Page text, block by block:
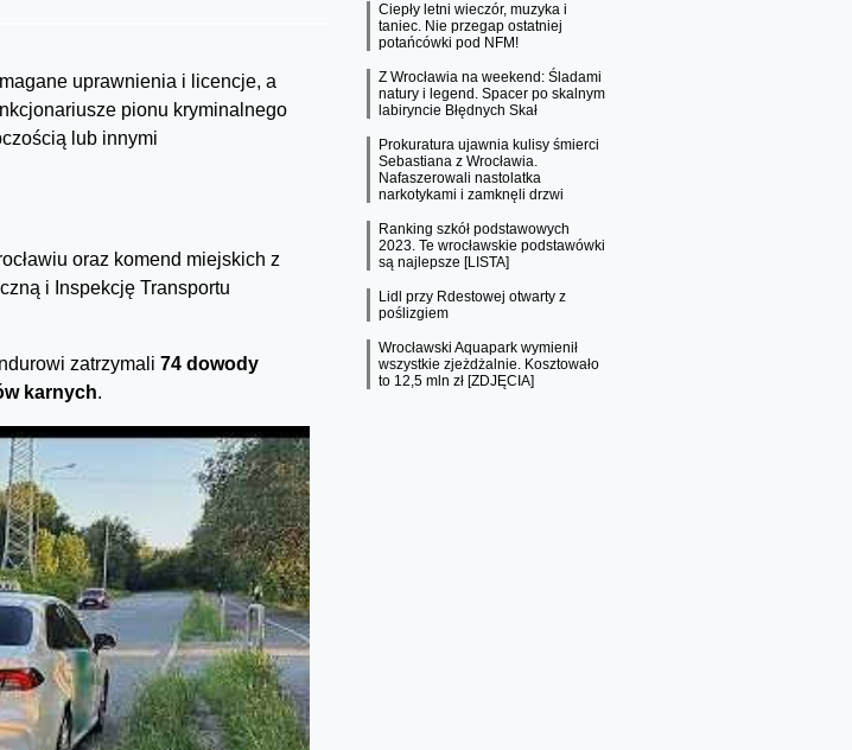
uprawnienia i licencje, a
pionu kryminalnego
lub innymi
oraz komend miejskich z
i Inspekcję Transportu
zatrzymali 74 dowody
karnych.
Ciepły letni wieczór, muzyka i
taniec. Nie przegap ostatniej
potańcówki pod NFM!
Z Wrocławia na weekend: Śladami
natury i legend. Spacer po skalnym
labiryncie Błędnych Skał
Prokuratura ujawnia kulisy śmierci
Sebastiana z Wrocławia.
Nafaszerowali nastolatka
narkotykami i zamknęli drzwi
Ranking szkół podstawowych
2023. Te wrocławskie podstawówki
są najlepsze [LISTA]
Lidl przy Rdestowej otwarty z
poślizgiem
Wrocławski Aquapark wymienił
wszystkie zjeżdżalnie. Kosztowało
to 12,5 mln zł [ZDJĘCIA]